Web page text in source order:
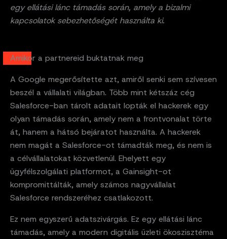
egy ellátási lánc támadás során, amely a bizalmi
kapcsolatok sebezhetőségét használta ki.
Amikor a partnereid buktatnak meg
A Google megerősítette azt, amiről senki sem szívesen
beszél a vállalati világban. Több mint kétszáz cég
Salesforce-ban tárolt adatait lopták el hackerek egy
olyan támadás során, amely nem a frontvonalat törte
át, hanem a hátsó bejáratot használta. A hackerek
nem magát a Salesforce-ot támadták meg, és nem is
a célvállalatokat közvetlenül. Ehelyett egy
ügyfélszolgálati platformot, a Gainsight-ot
kompromittálták, amely számos nagyvállalat
Salesforce rendszeréhez csatlakozott.
Ez nem egyszerű adatszivárgás. Ez egy ellátási lánc
támadás, amely a modern digitális üzleti ökoszisztéma